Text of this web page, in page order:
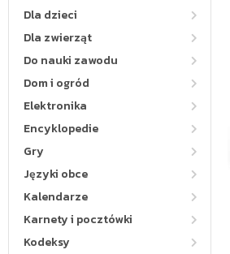
Dla dzieci
Dla zwierząt
Do nauki zawodu
Dom i ogród
Elektronika
Encyklopedie
Gry
Języki obce
Kalendarze
Karnety i pocztówki
Kodeksy